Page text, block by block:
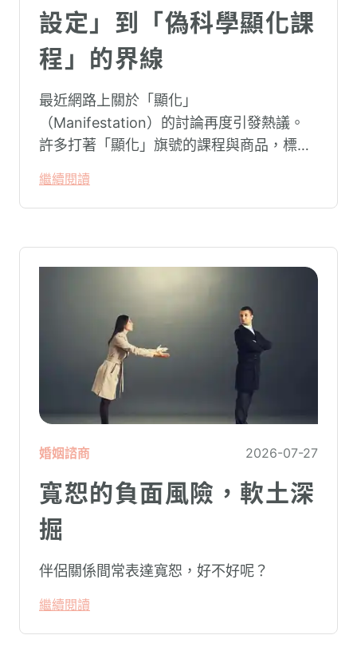
設定」到「偽科學顯化課
程」的界線
最近網路上關於「顯化」
（Manifestation）的討論再度引發熱議。
許多打著「顯化」旗號的課程與商品，標榜
能吸引財富、關係與健康。這類論述聽起來
療癒，卻經常缺乏實證基礎，甚至可能對正
繼續閱讀
婚姻諮商 2026-07-27
寬恕的負面風險，軟土深
掘
伴侶關係間常表達寬恕，好不好呢？
繼續閱讀